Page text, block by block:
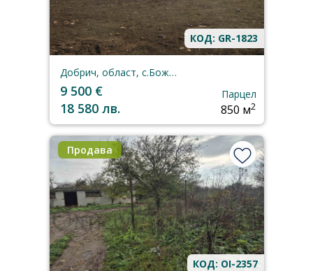
КОД: GR-1823
Добрич, област, с.Божурец
9 500 €
18 580 лв.
Парцел
850 м2
Продава
КОД: OI-2357